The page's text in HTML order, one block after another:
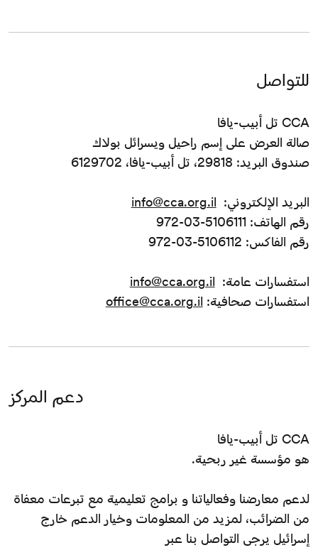
للتواصل
CCA تل أبيب-يافا
صالة العرض على إسم راحيل ويسرائل بولاك
صندوق البريد: 29818، تل أبيب-يافا، 6129702
البريد الإلكتروني: info@cca.org.il
رقم الهاتف: 5106111-03-972
رقم الفاكس: 5106112-03-972
استفسارات عامة: info@cca.org.il
استفسارات صحافية: office@cca.org.il
دعم المركز
CCA تل أبيب-يافا
هو مؤسسة غير ربحية.
لدعم معارضنا وفعالياتنا و برامج تعليمية مع تبرعات معفاة
من الضرائب، لمزيد من المعلومات وخيار الدعم خارج
إسرائيل يرجى التواصل بنا عبر